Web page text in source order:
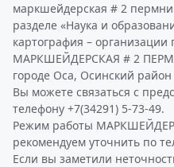
маркшейдерская # 2
разделе «Наука и
картография –
МАРКШЕЙДЕРСКАЯ # 2
городе Оса, Осинский
Вы можете связаться с
телефону +7(34291) 5-73-49.
Режим работы
рекомендуем уточнить по
Если вы заметили